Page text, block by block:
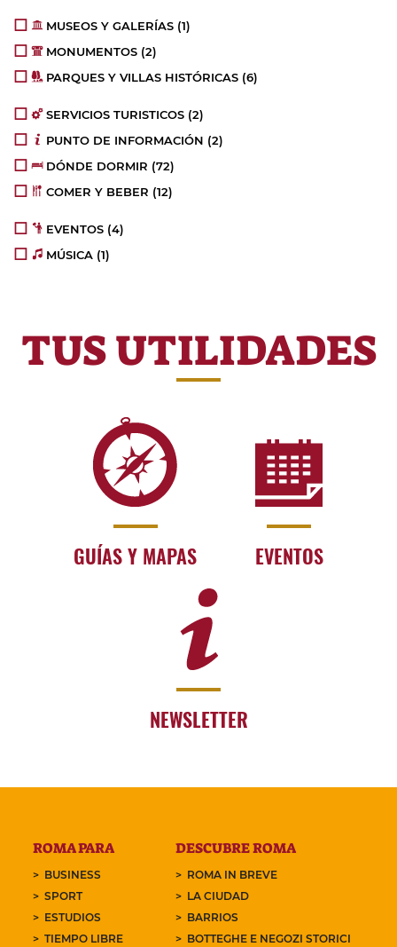
MUSEOS Y GALERÍAS (1)
MONUMENTOS (2)
PARQUES Y VILLAS HISTÓRICAS (6)
SERVICIOS TURISTICOS (2)
PUNTO DE INFORMACIÓN (2)
DÓNDE DORMIR (72)
COMER Y BEBER (12)
EVENTOS (4)
MÚSICA (1)
TUS UTILIDADES
GUÍAS Y MAPAS EVENTOS
NEWSLETTER
ROMA PARA
BUSINESS
SPORT
ESTUDIOS
TIEMPO LIBRE
DESCUBRE ROMA
ROMA IN BREVE
LA CIUDAD
BARRIOS
BOTTEGHE E NEGOZI STORICI